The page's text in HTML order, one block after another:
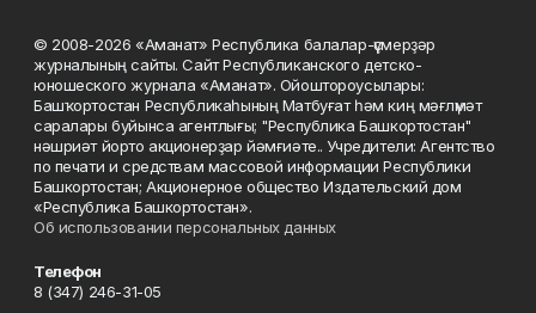
© 2008-2026 «Аманат» Республика балалар-үҫмерҙәр
журналының сайты. Сайт Республиканского детско-
юношеского журнала «Аманат». Ойоштороусылары:
Башҡортостан Республикаһының Матбуғат һәм киң мәғлүмәт
саралары буйынса агентлығы; "Республика Башкортостан"
нәшриәт йорто акционерҙар йәмғиәте.. Учредители: Агентство
по печати и средствам массовой информации Республики
Башкортостан; Акционерное общество Издательский дом
«Республика Башкортостан».
Об использовании персональных данных
Телефон
8 (347) 246-31-05